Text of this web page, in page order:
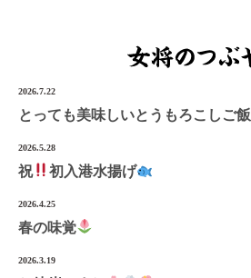
2026.7.22
とっても美味しいとうもろこしご飯
2026.5.28
祝 初入港水揚げ
2026.4.25
春の味覚
2026.3.19